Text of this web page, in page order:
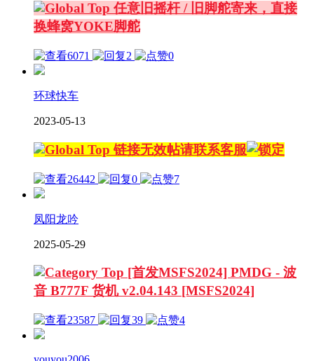
任意旧摇杆 / 旧脚舵寄来，直接
换蜂窝YOKE脚舵
6071 2 0
环球快车
2023-05-13
链接无效帖请联系客服
26442 0 7
凤阳龙吟
2025-05-29
[首发MSFS2024] PMDG - 波
音 B777F 货机 v2.04.143 [MSFS2024]
23587 39 4